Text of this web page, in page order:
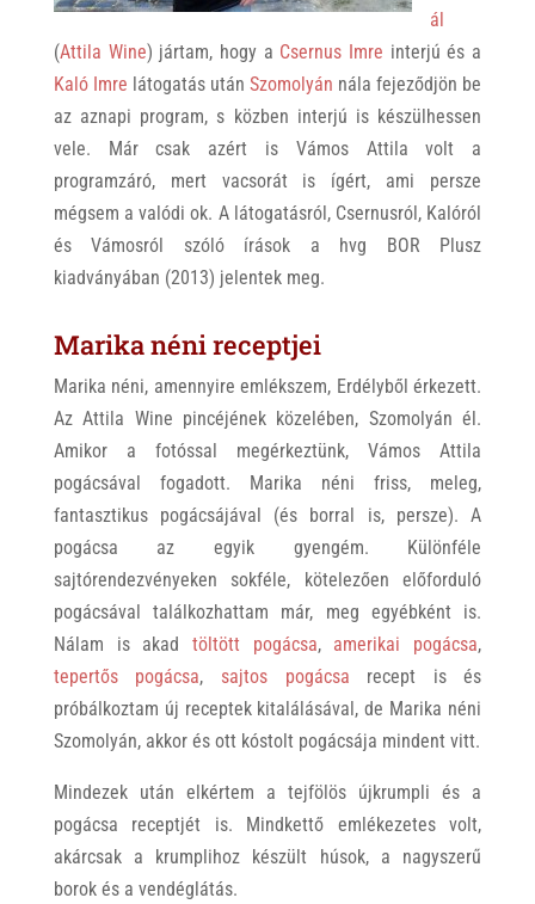
ál
(Attila Wine) jártam, hogy a Csernus Imre interjú és a
Kaló Imre látogatás utánSzomolyán nála fejeződjön be
az aznapi program, s közben interjú is készülhessen
vele. Már csak azért is Vámos Attila volt a
programzáró, mert vacsorát is ígért, ami persze
mégsem a valódi ok. A látogatásról, Csernusról, Kalóról
és Vámosról szóló írások a hvg BOR Plusz
kiadványában (2013) jelentek meg.
Marika néni receptjei
Marika néni, amennyire emlékszem, Erdélyből érkezett.
Az Attila Wine pincéjének közelében, Szomolyán él.
Amikor a fotóssal megérkeztünk, Vámos Attila
pogácsával fogadott. Marika néni friss, meleg,
fantasztikus pogácsájával (és borral is, persze). A
pogácsa az egyik gyengém. Különféle
sajtórendezvényeken sokféle, kötelezően előforduló
pogácsával találkozhattam már, meg egyébként is.
Nálam is akad töltött pogácsa, amerikai pogácsa,
tepertős pogácsa, sajtos pogácsa recept is és
próbálkoztam új receptek kitalálásával, de Marika néni
Szomolyán, akkor és ott kóstolt pogácsája mindent vitt.
Mindezek után elkértem a tejfölös újkrumpli és a
pogácsa receptjét is. Mindkettő emlékezetes volt,
akárcsak a krumplihoz készült húsok, a nagyszerű
borok és a vendéglátás.